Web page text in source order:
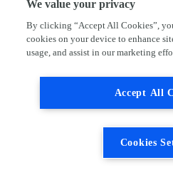
We value your privacy
By clicking “Accept All Cookies”,
cookies on your device to enhance
usage, and assist in our marketing
Accept All
Cookies